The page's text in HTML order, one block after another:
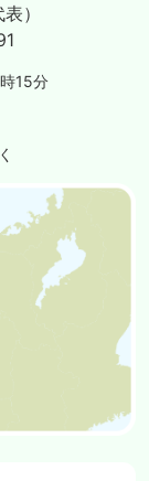
）
15分